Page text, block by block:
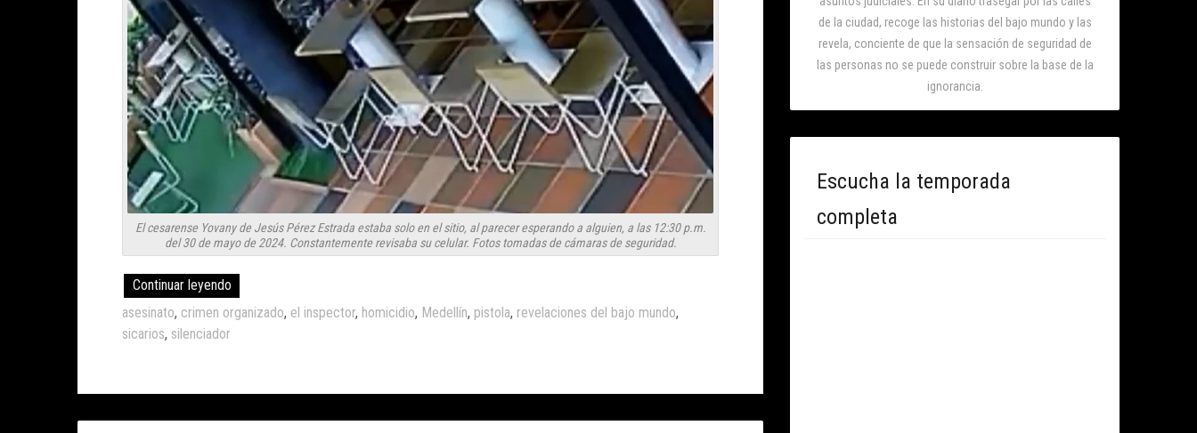
El cesarense Yovany de Jesús Pérez Estrada estaba solo en el sitio, al parecer esperando a alguien, a las 12:30 p.m.
del 30 de mayo de 2024. Constantemente revisaba su celular. Fotos tomadas de cámaras de seguridad.
Continuar leyendo
asesinato, crimen organizado, el inspector, homicidio, Medellín, pistola, revelaciones del bajo mundo,
sicarios, silenciador
de la ciudad, recoge las historias del bajo mundo y las
revela, conciente de que la sensación de seguridad de
las personas no se puede construir sobre la base de la
ignorancia.
Escucha la temporada
completa